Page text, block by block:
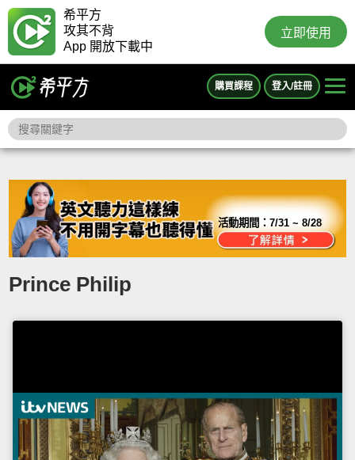
希平方
攻其不背
App 開放下載中
立即使用
購買課程 登入/註冊
活動期間：7/31 ~ 8/28
Prince Philip